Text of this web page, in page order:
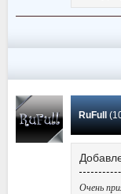
RuFull(10
Очень